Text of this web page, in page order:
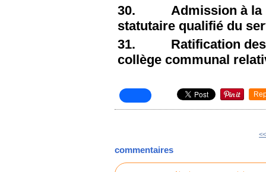
30. Admission à la
statutaire qualifié du
31. Ratification des
collège communal
commentaires